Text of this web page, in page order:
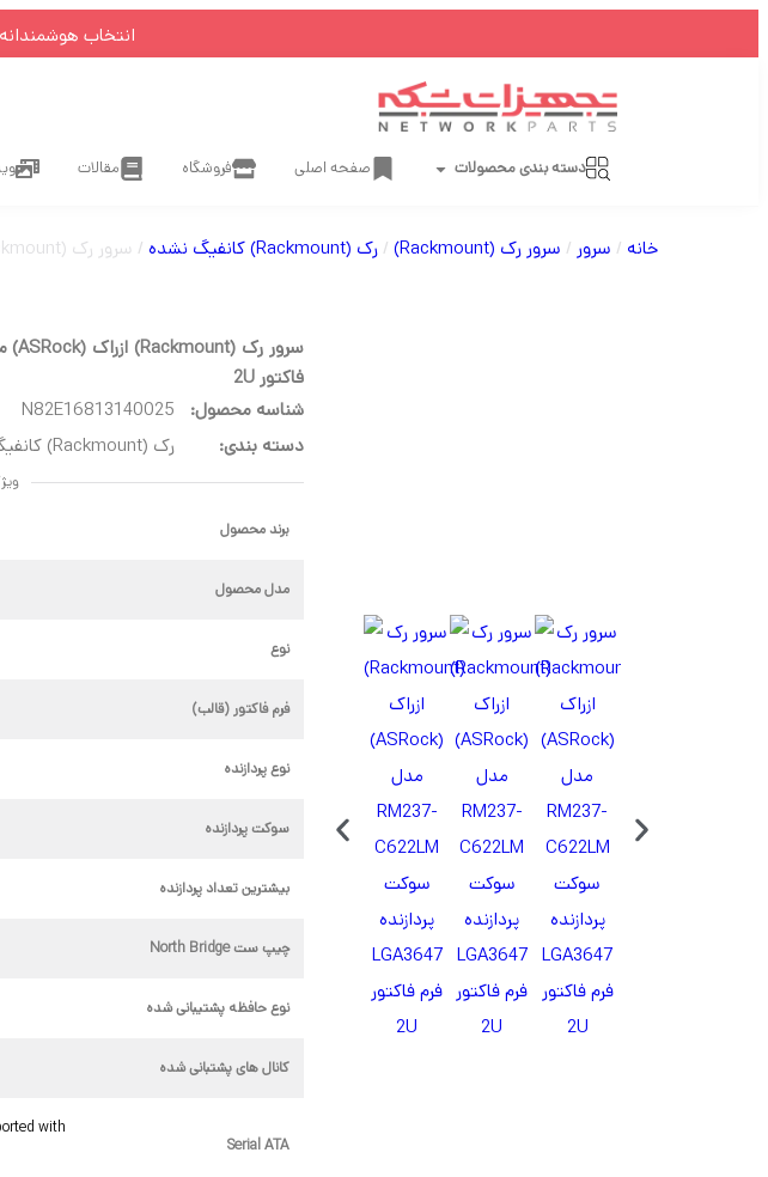
انتخاب
دسته بندی محصولات صفحه اصلی فروشگاه مقالات
خانه / سرور / سرور رک (Rackmount) /رک (Rackmount) کانفیگ نشده / سرور رک (Rackmount) ازراک (ASRock) مدل RM237-C622LM سوکت پردازنده LGA3647 فرم فاکتور 2U
فاکتور 2U
شناسه محصول:
N82E16813140025
دسته بندی:
رک (Rackmount) کانفیگ نشده
برند محصول
مدل محصول
نوع
فرم فاکتور (قالب)
نوع پردازنده
سوکت پردازنده
بیشترین تعداد پردازنده
چیپ ست North Bridge
نوع حافظه پشتیبانی شده
کانال های پشتبانی شده
Serial ATA
with